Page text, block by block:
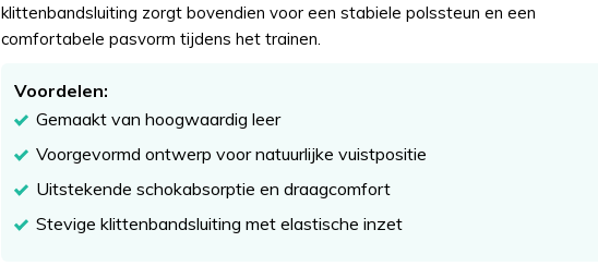
klittenbandsluiting zorgt bovendien voor een stabiele polssteun en een
comfortabele pasvorm tijdens het trainen.
Voordelen:
Gemaakt van hoogwaardig leer
Voorgevormd ontwerp voor natuurlijke vuistpositie
Uitstekende schokabsorptie en draagcomfort
Stevige klittenbandsluiting met elastische inzet